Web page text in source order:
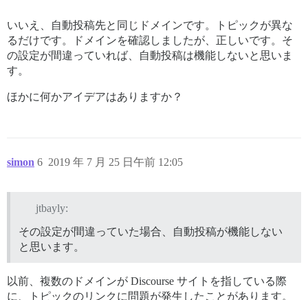
いいえ、自動投稿先と同じドメインです。トピックが異な
るだけです。ドメインを確認しましたが、正しいです。そ
の設定が間違っていれば、自動投稿は機能しないと思いま
す。
ほかに何かアイデアはありますか？
simon 2019 年 7 月 25 日午前 12:05
6
jtbayly:
その設定が間違っていた場合、自動投稿が機能しない
と思います。
以前、複数のドメインが Discourse サイトを指している際
に、トピックのリンクに問題が発生したことがあります。